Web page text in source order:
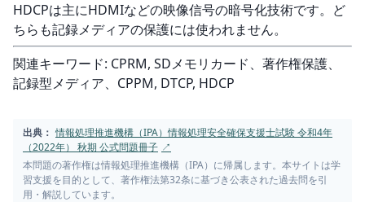
HDCPは主にHDMIなどの映像信号の暗号化技術です。ど
ちらも記録メディアの保護には使われません。
関連キーワード: CPRM, SDメモリカード、著作権保護、
記録型メディア、CPPM, DTCP, HDCP
出典： 情報処理推進機構（IPA）情報処理安全確保支援士試験 令和4年
（2022年） 秋期 公式問題冊子 ↗
本問題の著作権は情報処理推進機構（IPA）に帰属します。本サイトは学
習支援を目的として、著作権法第32条に基づき公表された過去問を引
用・解説しています。